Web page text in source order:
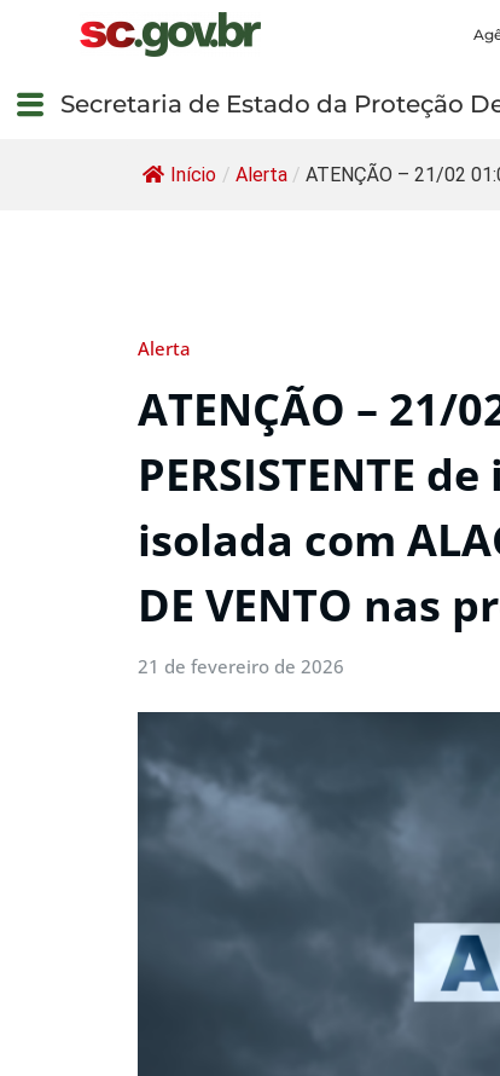
Secretaria de Estado da Proteção
Início / Alerta / ATENÇÃO – 21/02
Alerta
ATENÇÃO – 21/
PERSISTENTE
isolada com
DE VENTO nas
21 de fevereiro de 2026